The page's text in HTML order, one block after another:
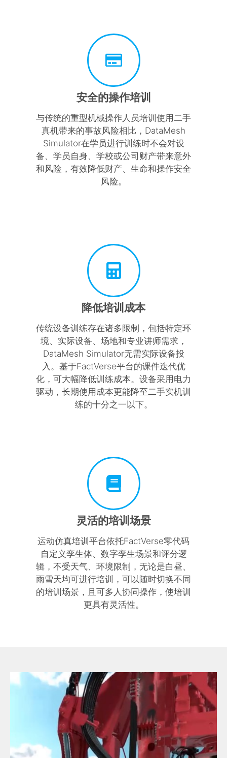
安全的操作培训
与传统的重型机械操作人员培训使用二手
真机带来的事故风险相比，DataMesh
Simulator在学员进行训练时不会对设
备、学员自身、学校或公司财产带来意外
和风险，有效降低财产、生命和操作安全
风险。
降低培训成本
传统设备训练存在诸多限制，包括特定环
境、实际设备、场地和专业讲师需求，
DataMesh Simulator无需实际设备投
入。基于FactVerse平台的课件迭代优
化，可大幅降低训练成本。设备采用电力
驱动，长期使用成本更能降至二手实机训
练的十分之一以下。
灵活的培训场景
运动仿真培训平台依托FactVerse零代码
自定义孪生体、数字孪生场景和评分逻
辑，不受天气、环境限制，无论是白昼、
雨雪天均可进行培训，可以随时切换不同
的培训场景，且可多人协同操作，使培训
更具有灵活性。